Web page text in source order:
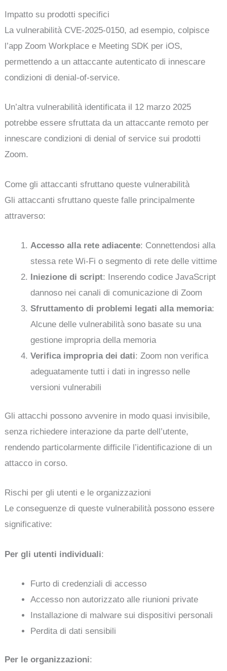
Impatto su prodotti specifici
La vulnerabilità CVE-2025-0150, ad esempio, colpisce
l’app Zoom Workplace e Meeting SDK per iOS,
permettendo a un attaccante autenticato di innescare
condizioni di denial-of-service.
Un’altra vulnerabilità identificata il 12 marzo 2025
potrebbe essere sfruttata da un attaccante remoto per
innescare condizioni di denial of service sui prodotti
Zoom.
Come gli attaccanti sfruttano queste vulnerabilità
Gli attaccanti sfruttano queste falle principalmente
attraverso:
Accesso alla rete adiacente: Connettendosi alla
stessa rete Wi-Fi o segmento di rete delle vittime
Iniezione di script: Inserendo codice JavaScript
dannoso nei canali di comunicazione di Zoom
Sfruttamento di problemi legati alla memoria:
Alcune delle vulnerabilità sono basate su una
gestione impropria della memoria
Verifica impropria dei dati: Zoom non verifica
adeguatamente tutti i dati in ingresso nelle
versioni vulnerabili
Gli attacchi possono avvenire in modo quasi invisibile,
senza richiedere interazione da parte dell’utente,
rendendo particolarmente difficile l’identificazione di un
attacco in corso.
Rischi per gli utenti e le organizzazioni
Le conseguenze di queste vulnerabilità possono essere
significative:
Per gli utenti individuali:
Furto di credenziali di accesso
Accesso non autorizzato alle riunioni private
Installazione di malware sui dispositivi personali
Perdita di dati sensibili
Per le organizzazioni: